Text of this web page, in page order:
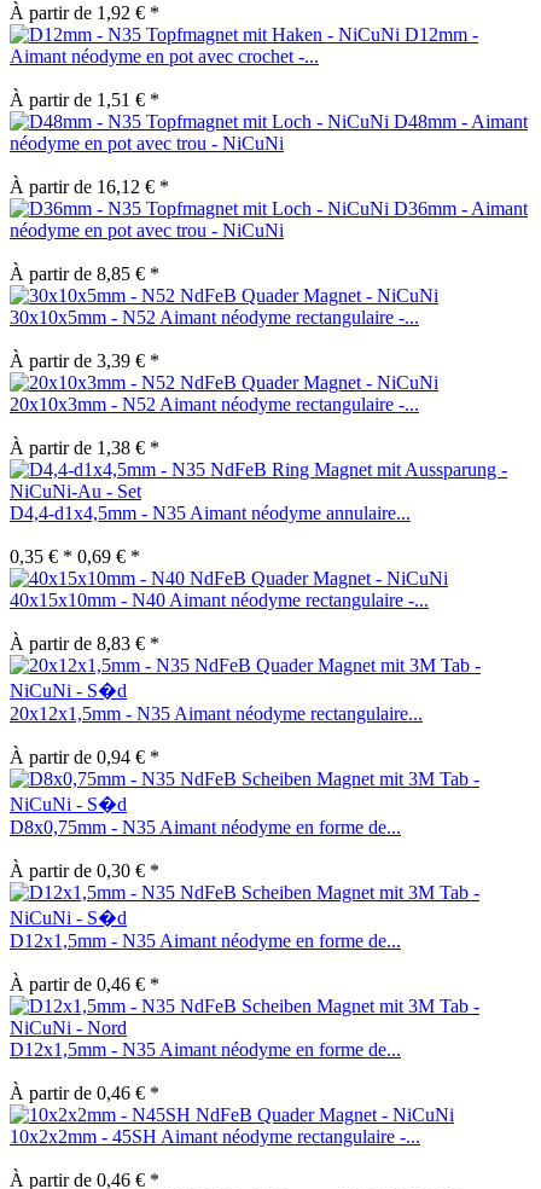
À partir de 1,92 € *
D12mm -
Aimant néodyme en pot avec crochet -...
À partir de 1,51 € *
D48mm - Aimant
néodyme en pot avec trou - NiCuNi
À partir de 16,12 € *
D36mm - Aimant
néodyme en pot avec trou - NiCuNi
À partir de 8,85 € *
30x10x5mm - N52 Aimant néodyme rectangulaire -...
À partir de 3,39 € *
20x10x3mm - N52 Aimant néodyme rectangulaire -...
À partir de 1,38 € *
D4,4-d1x4,5mm - N35 Aimant néodyme annulaire...
0,35 € * 0,69 € *
40x15x10mm - N40 Aimant néodyme rectangulaire -...
À partir de 8,83 € *
20x12x1,5mm - N35 Aimant néodyme rectangulaire...
À partir de 0,94 € *
D8x0,75mm - N35 Aimant néodyme en forme de...
À partir de 0,30 € *
D12x1,5mm - N35 Aimant néodyme en forme de...
À partir de 0,46 € *
D12x1,5mm - N35 Aimant néodyme en forme de...
À partir de 0,46 € *
10x2x2mm - 45SH Aimant néodyme rectangulaire -...
À partir de 0,46 € *